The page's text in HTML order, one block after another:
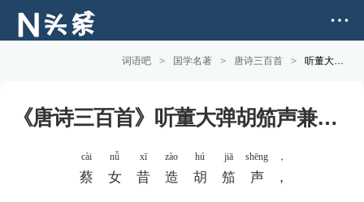
词语吧 > 国学名著 > 唐诗三百首 > 听董大弹胡笳声兼寄语弄房给事(李颀) 全文版
《唐诗三百首》听董大弹胡笳声兼寄语弄房给事(李颀)
cài
蔡
nǚ
女
xī
昔
zào
造
hú
胡
jiā
笳
shēng
声
，
，